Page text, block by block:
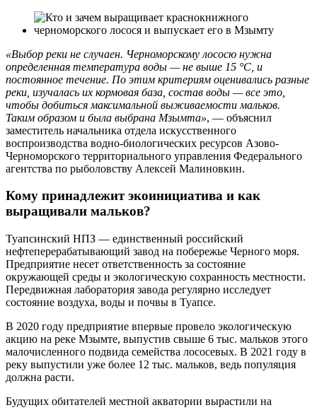
«Выбор реки не случаен. Черноморскому лососю нужна
определенная температура воды — не выше 15 °С, и
постоянное течение. По этим критериям оценивались разные
реки, изучалась их кормовая база, состав воды — все это,
чтобы добиться максимальной выживаемости мальков.
Таким образом и была выбрана Мзымта», — объяснил
заместитель начальника отдела искусственного
воспроизводства водно-биологических ресурсов Азово-
Черноморского территориального управления Федерального
агентства по рыболовству Алексей Малиновкин.
Кому принадлежит экоинициатива и как
выращивали мальков?
Туапсинский НПЗ — единственный российский
нефтеперерабатывающий завод на побережье Черного моря.
Предприятие несет ответственность за состояние
окружающей среды и экологическую сохранность местности.
Передвижная лаборатория завода регулярно исследует
состояние воздуха, воды и почвы в Туапсе.
В 2020 году предприятие впервые провело экологическую
акцию на реке Мзымте, выпустив свыше 6 тыс. мальков этого
малочисленного подвида семейства лососевых. В 2021 году в
реку выпустили уже более 12 тыс. мальков, ведь популяция
должна расти.
Будущих обитателей местной акватории вырастили на